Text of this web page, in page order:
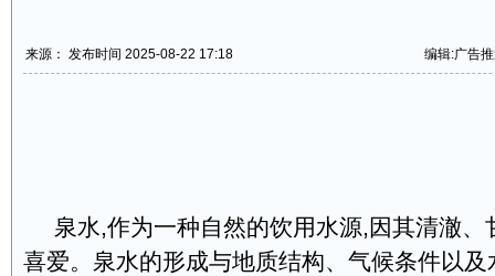
来源： 发布时间 2025-08-22 17:18 编辑:广告
泉水,作为一种自然的饮用水源,因其清澈、
喜爱。泉水的形成与地质结构、气候条件以